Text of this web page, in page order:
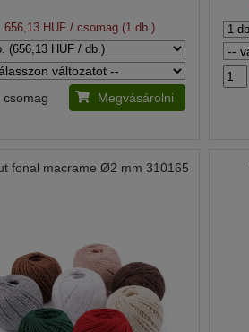
656,13 HUF / csomag (1 db.)
csomag Megvásárolni
fonal macrame Ø2 mm 310165